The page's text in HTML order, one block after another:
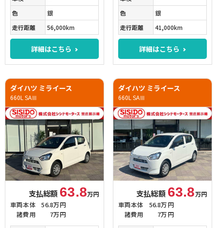
色
銀
走行距離
56,000km
詳細はこちら
色
銀
走行距離
41,000km
詳細はこちら
ダイハツ ミライース
660L SAⅢ
支払総額 63.8万円
車両本体
56.8万円
諸費用
7万円
ダイハツ ミライース
660L SAⅢ
支払総額 63.8万円
車両本体
56.8万円
諸費用
7万円